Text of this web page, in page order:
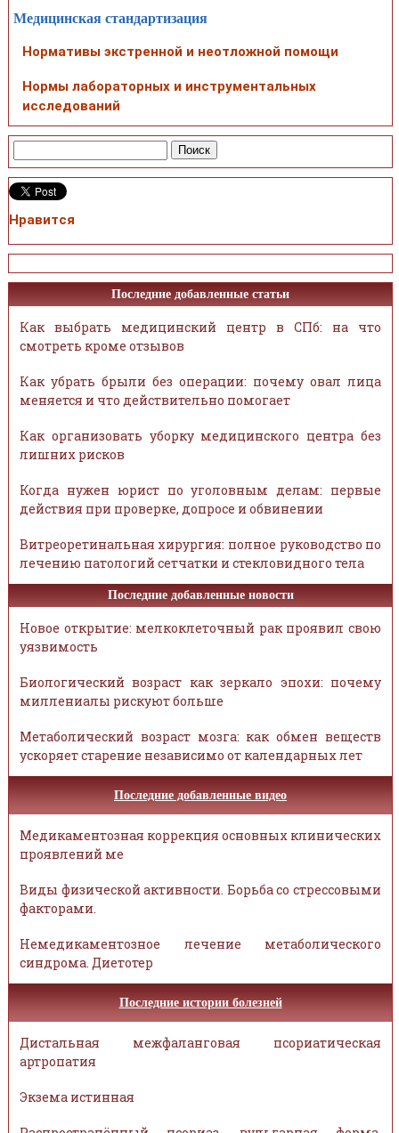
Медицинская стандартизация
Нормативы экстренной и неотложной помощи
Нормы лабораторных и инструментальных
исследований
Нравится
Последние добавленные статьи
Как выбрать медицинский центр в СПб: на что
смотреть кроме отзывов
Как убрать брыли без операции: почему овал лица
меняется и что действительно помогает
Как организовать уборку медицинского центра без
лишних рисков
Когда нужен юрист по уголовным делам: первые
действия при проверке, допросе и обвинении
Витреоретинальная хирургия: полное руководство по
лечению патологий сетчатки и стекловидного тела
Последние добавленные новости
Новое открытие: мелкоклеточный рак проявил свою
уязвимость
Биологический возраст как зеркало эпохи: почему
миллениалы рискуют больше
Метаболический возраст мозга: как обмен веществ
ускоряет старение независимо от календарных лет
Последние добавленные видео
Медикаментозная коррекция основных клинических
проявлений ме
Виды физической активности. Борьба со стрессовыми
факторами.
Немедикаментозное лечение метаболического
синдрома. Диетотер
Последние истории болезней
Дистальная межфаланговая псориатическая
артропатия
Экзема истинная